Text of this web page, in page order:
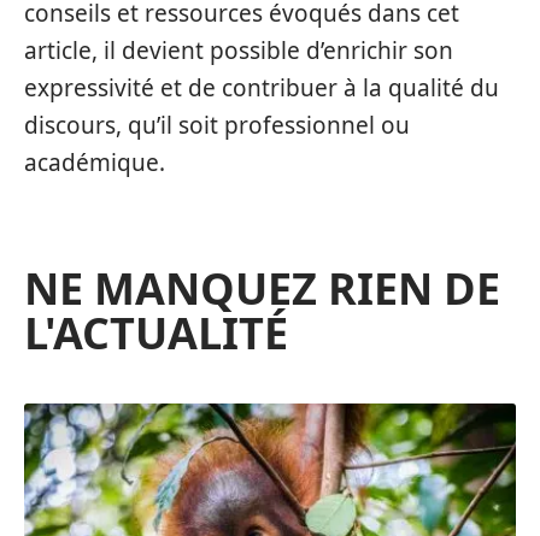
conseils et ressources évoqués dans cet
article, il devient possible d’enrichir son
expressivité et de contribuer à la qualité du
discours, qu’il soit professionnel ou
académique.
NE MANQUEZ RIEN DE
L'ACTUALITÉ